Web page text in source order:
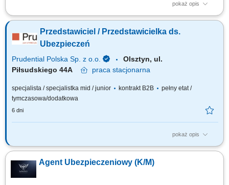
pokaż opis
Opis stanowiska: Rozwijanie współpracy z obecnymi klientami oraz
ubezpieczeń na życie, majątkowych, komunikacyjnych i dla firm.
Budowanie długofalowych relacji oraz dopasowywanie rozwiązań do
Przedstawiciel / Przedstawicielka ds.
Ubezpieczeń
Prudential Polska Sp. z o.o.
Olsztyn, ul.
Piłsudskiego 44A
praca stacjonarna
specjalista / specjalistka mid / junior kontrakt B2B
pełny etat /
tymczasowa/dodatkowa
6 dni
pokaż opis
Twój zakres obowiązków: budowanie własnego biznesu przy wsparciu
organizacja własnej aktywności i kalendarza spotkań.
Agent Ubezpieczeniowy (K/M)